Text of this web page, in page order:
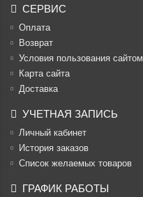
СЕРВИС
Оплата
Возврат
Условия пользования сайтом
Карта сайта
Доставка
УЧЕТНАЯ ЗАПИСЬ
Личный кабинет
История заказов
Список желаемых товаров
ГРАФИК РАБОТЫ